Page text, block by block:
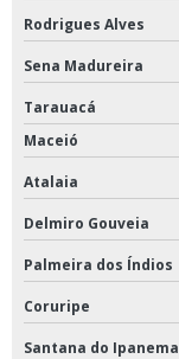
Rodrigues Alves
Sena Madureira
Tarauacá
Maceió
Atalaia
Delmiro Gouveia
Palmeira dos Índios
Coruripe
Santana do Ipanema